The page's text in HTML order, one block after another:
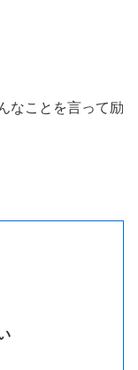
なことを言って励